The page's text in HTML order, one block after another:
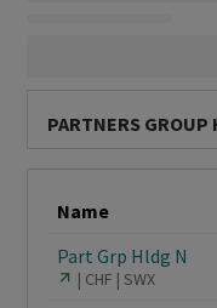
PARTNERS GROUP
Name
Part Grp Hldg N
CHF SWX